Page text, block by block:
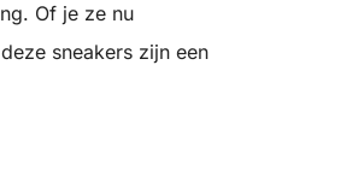
Of je ze nu
sneakers zijn een